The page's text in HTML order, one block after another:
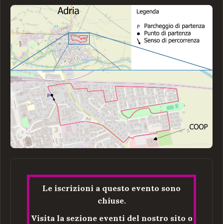
Le iscrizioni a questo evento sono
chiuse.
Visita la sezione eventi del nostro sito o